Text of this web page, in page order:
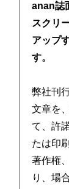
anan誌
スクリ
アップ
す。
弊社刊
文章を
て、許
たは印
著作権
り、場